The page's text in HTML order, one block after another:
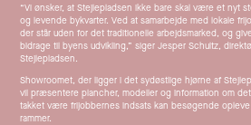
“Vi ønsker, at Stejlepladsen ikke bare skal være et nyt
og levende bykvarter. Ved at samarbejde med lokale
der står uden for det traditionelle arbejdsmarked, og
bidrage til byens udvikling,” siger Jesper Schultz,
Stejlepladsen.
Showroomet, der ligger i det sydøstlige hjørne af
vil præsentere plancher, modeller og information om
takket være frijobbernes indsats kan besøgende
rammer.